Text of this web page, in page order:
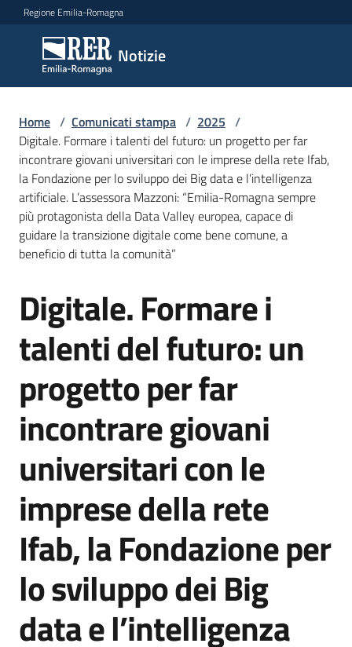
Vai al contenuto
Vai alla navigazione
Vai al footer
Regione Emilia-Romagna
Notizie
Notizie
Comunicati
stampa
Menu selezionato
Cerca
un
comunicato
Risorse
Agenzia
di
informazione
e
comunicazione
Seguici
su
Home / Comunicati stampa / 2025 /
Digitale. Formare i talenti del futuro: un progetto per far
incontrare giovani universitari con le imprese della rete Ifab,
la Fondazione per lo sviluppo dei Big data e l’intelligenza
artificiale. L’assessora Mazzoni: “Emilia-Romagna sempre
più protagonista della Data Valley europea, capace di
guidare la transizione digitale come bene comune, a
beneficio di tutta la comunità”
Salta al contenuto
Digitale. Formare i
talenti del futuro: un
progetto per far
incontrare giovani
universitari con le
imprese della rete
Ifab, la Fondazione per
lo sviluppo dei Big
data e l’intelligenza